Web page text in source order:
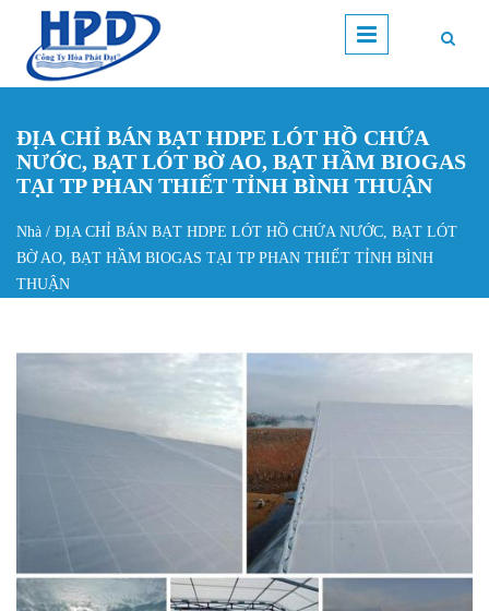
Nhảy đến nội dung
ĐỊA CHỈ BÁN BẠT HDPE LÓT HỒ CHỨA
NƯỚC, BẠT LÓT BỜ AO, BẠT HẦM BIOGAS
TẠI TP PHAN THIẾT TỈNH BÌNH THUẬN
Bạn đang ở đây
Nhà / ĐỊA CHỈ BÁN BẠT HDPE LÓT HỒ CHỨA NƯỚC, BẠT LÓT
BỜ AO, BẠT HẦM BIOGAS TẠI TP PHAN THIẾT TỈNH BÌNH
THUẬN